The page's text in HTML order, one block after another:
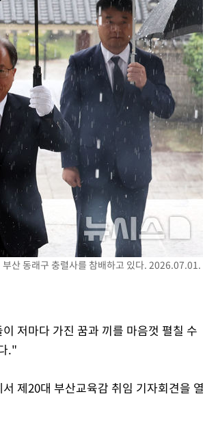
산 동래구 충렬사를 참배하고 있다. 2026.07.01.
저마다 가진 꿈과 끼를 마음껏 펼칠 수
."
제20대 부산교육감 취임 기자회견을 열